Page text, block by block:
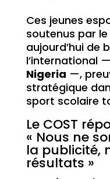
Ces jeunes
soutenus par
aujourd’hui de
l’international
Nigeria —,
stratégique
sport scolaire
Le COST
« Nous ne
la publicité,
résultats »